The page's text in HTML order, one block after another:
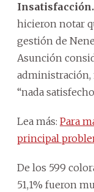
Insatisfacción.
hicieron notar
gestión de
Asunción
administración,
“nada
Lea más: Para
principal
De los 599
51,1% fueron